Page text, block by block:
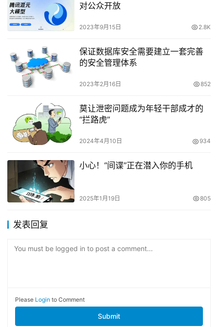
对公众开放
2023年9月15日 2.8K
保证数据库安全需要建立一套完善
的安全管理体系
2023年2月16日 852
莫让泄密问题成为年轻干部成才的
“拦路虎”
2024年4月10日 934
小心！“间谍”正在潜入你的手机
2025年1月19日 805
发表回复
You must be logged in to post a comment...
Please Login to Comment
Submit